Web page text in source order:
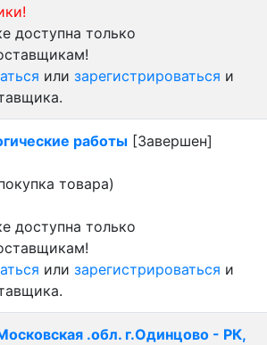
доступна только
или зарегистрироваться и
работы [Завершен]
товара)
доступна только
или зарегистрироваться и
.обл. г.Одинцово - РК,